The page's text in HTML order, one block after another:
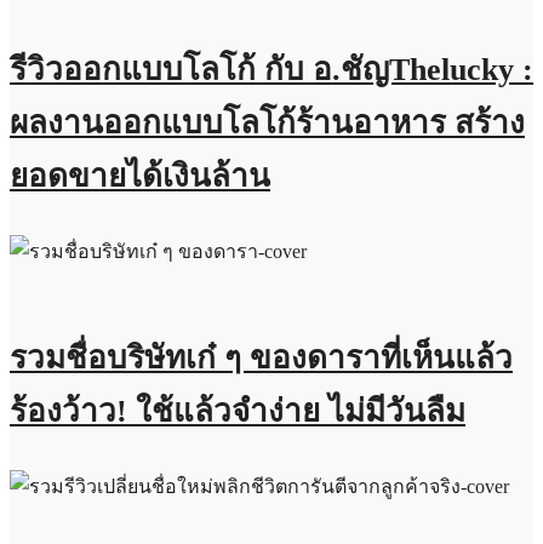
รีวิวออกแบบโลโก้ กับ อ.ชัญThelucky :
ผลงานออกแบบโลโก้ร้านอาหาร สร้าง
ยอดขายได้เงินล้าน
รวมชื่อบริษัทเก๋ ๆ ของดาราที่เห็นแล้ว
ร้องว้าว! ใช้แล้วจำง่าย ไม่มีวันลืม